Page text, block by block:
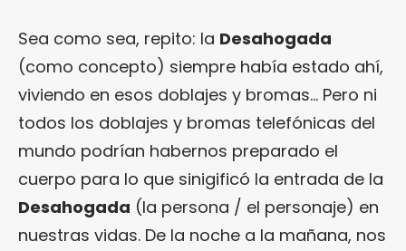
Sea como sea, repito: la Desahogada
(como concepto) siempre había estado ahí,
viviendo en esos doblajes y bromas… Pero ni
todos los doblajes y bromas telefónicas del
mundo podrían habernos preparado el
cuerpo para lo que sinigificó la entrada de la
Desahogada (la persona / el personaje) en
nuestras vidas. De la noche a la mañana, nos